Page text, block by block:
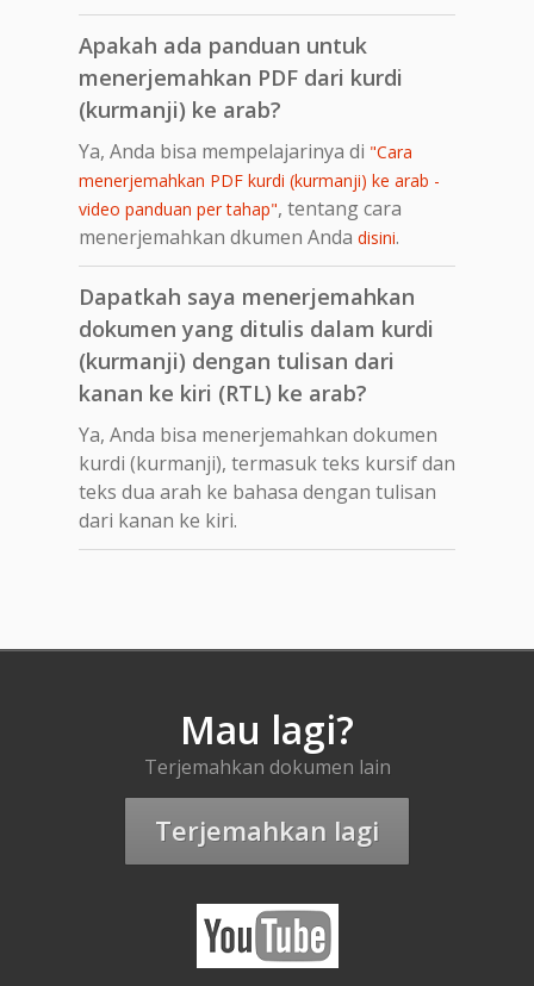
Apakah ada panduan untuk
menerjemahkan PDF dari kurdi
(kurmanji) ke arab?
Ya, Anda bisa mempelajarinya di "Cara
menerjemahkan PDF kurdi (kurmanji) ke arab -
video panduan per tahap", tentang cara
menerjemahkan dkumen Anda disini.
Dapatkah saya menerjemahkan
dokumen yang ditulis dalam kurdi
(kurmanji) dengan tulisan dari
kanan ke kiri (RTL) ke arab?
Ya, Anda bisa menerjemahkan dokumen
kurdi (kurmanji), termasuk teks kursif dan
teks dua arah ke bahasa dengan tulisan
dari kanan ke kiri.
Mau lagi?
Terjemahkan dokumen lain
Terjemahkan lagi